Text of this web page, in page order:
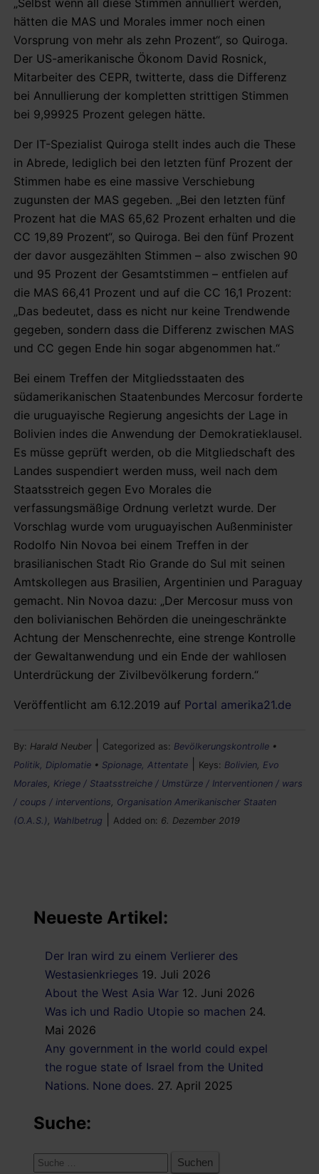
hätten die MAS und Morales immer noch einen
Vorsprung von mehr als zehn Prozent“, so Quiroga.
Der US-amerikanische Ökonom David Rosnick,
Mitarbeiter des CEPR, twitterte, dass die Differenz
bei Annullierung der kompletten strittigen Stimmen
bei 9,99925 Prozent gelegen hätte.
Der IT-Spezialist Quiroga stellt indes auch die These
in Abrede, lediglich bei den letzten fünf Prozent der
Stimmen habe es eine massive Verschiebung
zugunsten der MAS gegeben. „Bei den letzten fünf
Prozent hat die MAS 65,62 Prozent erhalten und die
CC 19,89 Prozent“, so Quiroga. Bei den fünf Prozent
der davor ausgezählten Stimmen – also zwischen 90
und 95 Prozent der Gesamtstimmen – entfielen auf
die MAS 66,41 Prozent und auf die CC 16,1 Prozent:
„Das bedeutet, dass es nicht nur keine Trendwende
gegeben, sondern dass die Differenz zwischen MAS
und CC gegen Ende hin sogar abgenommen hat.“
Bei einem Treffen der Mitgliedsstaaten des
südamerikanischen Staatenbundes Mercosur forderte
die uruguayische Regierung angesichts der Lage in
Bolivien indes die Anwendung der Demokratieklausel.
Es müsse geprüft werden, ob die Mitgliedschaft des
Landes suspendiert werden muss, weil nach dem
Staatsstreich gegen Evo Morales die
verfassungsmäßige Ordnung verletzt wurde. Der
Vorschlag wurde vom uruguayischen Außenminister
Rodolfo Nin Novoa bei einem Treffen in der
brasilianischen Stadt Rio Grande do Sul mit seinen
Amtskollegen aus Brasilien, Argentinien und Paraguay
gemacht. Nin Novoa dazu: „Der Mercosur muss von
den bolivianischen Behörden die uneingeschränkte
Achtung der Menschenrechte, eine strenge Kontrolle
der Gewaltanwendung und ein Ende der wahllosen
Unterdrückung der Zivilbevölkerung fordern.“
Veröffentlicht am 6.12.2019 auf Portal amerika21.de
By: Harald Neuber Categorized as: Bevölkerungskontrolle •
Politik, Diplomatie • Spionage, Attentate Keys: Bolivien Evo
Morales
Kriege / Staatsstreiche / Umstürze / Interventionen / wars
/ coups / interventions
Organisation Amerikanischer Staaten
(O.A.S.)
Wahlbetrug Added on: 6. Dezember 2019
Neueste Artikel:
Der Iran wird zu einem Verlierer des
Westasienkrieges 19. Juli 2026
About the West Asia War 12. Juni 2026
Was ich und Radio Utopie so machen 24.
Mai 2026
Any government in the world could expel
the rogue state of Israel from the United
Nations. None does. 27. April 2025
Suche:
Suche